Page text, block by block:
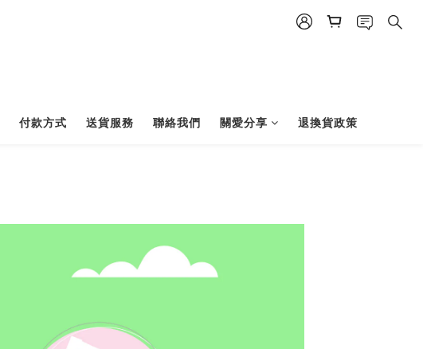
付款方式 送貨服務 聯絡我們 關愛分享 退換貨政策